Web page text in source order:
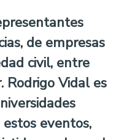
de empresas
civil, entre
Rodrigo Vidal es
eventos,